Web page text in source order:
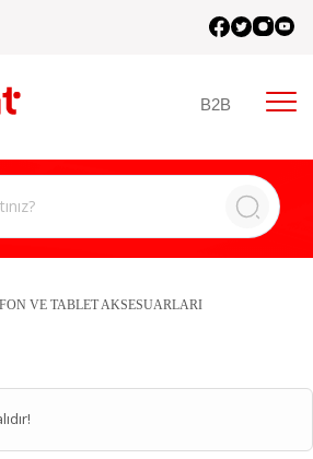
B2B
VE TABLET AKSESUARLARI